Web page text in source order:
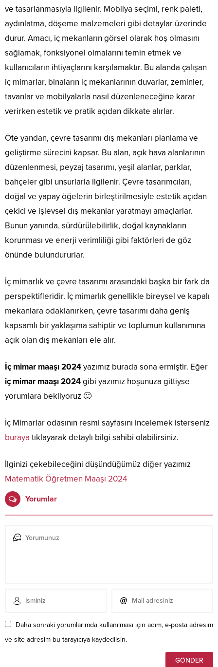
ve tasarlanmasıyla ilgilenir. Mobilya seçimi, renk paleti,
aydınlatma, döşeme malzemeleri gibi detaylar üzerinde
durur. Amacı, iç mekanların görsel olarak hoş olmasını
sağlamak, fonksiyonel olmalarını temin etmek ve
kullanıcıların ihtiyaçlarını karşılamaktır. Bu alanda çalışan
iç mimarlar, binaların iç mekanlarının duvarlar, zeminler,
tavanlar ve mobilyalarla nasıl düzenleneceğine karar
verirken estetik ve pratik açıdan dikkate alırlar.
Öte yandan, çevre tasarımı dış mekanları planlama ve
geliştirme sürecini kapsar. Bu alan, açık hava alanlarının
düzenlenmesi, peyzaj tasarımı, yeşil alanlar, parklar,
bahçeler gibi unsurlarla ilgilenir. Çevre tasarımcıları,
doğal ve yapay öğelerin birleştirilmesiyle estetik açıdan
çekici ve işlevsel dış mekanlar yaratmayı amaçlarlar.
Bunun yanında, sürdürülebilirlik, doğal kaynakların
korunması ve enerji verimliliği gibi faktörleri de göz
önünde bulundururlar.
İç mimarlık ve çevre tasarımı arasındaki başka bir fark da
perspektifleridir. İç mimarlık genellikle bireysel ve kapalı
mekanlara odaklanırken, çevre tasarımı daha geniş
kapsamlı bir yaklaşıma sahiptir ve toplumun kullanımına
açık olan dış mekanları ele alır.
İç mimar maaşı 2024yazımız burada sona ermiştir. Eğer
iç mimar maaşı 2024gibi yazımız hoşunuza gittiyse
yorumlara bekliyoruz 🙂
İç Mimarlar odasının resmi sayfasını incelemek isterseniz
buraya tıklayarak detaylı bilgi sahibi olabilirsiniz.
İlginizi çekebileceğini düşündüğümüz diğer yazımız
Matematik Öğretmen Maaşı 2024
Yorumlar
Daha sonraki yorumlarımda kullanılması için adım, e-posta adresim
ve site adresim bu tarayıcıya kaydedilsin.